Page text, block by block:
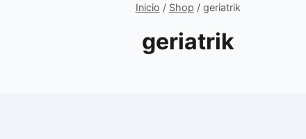
Inicio / Shop / geriatrik
geriatrik